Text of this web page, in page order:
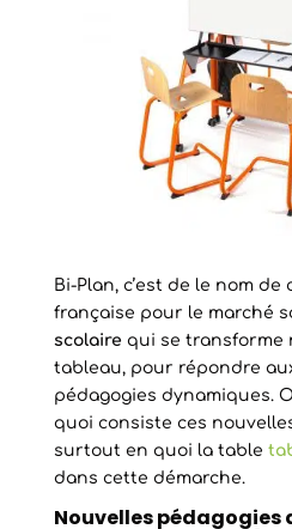
Bi-Plan, c’est de le nom
française pour le marché
scolaire qui se transforme
tableau, pour répondre
pédagogies dynamiques.
quoi consiste ces
surtout en quoi la table
dans cette démarche.
Nouvelles pédagogies